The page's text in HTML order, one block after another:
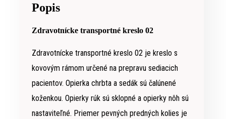
Popis
Zdravotnícke transportné kreslo 02
Zdravotnícke transportné kreslo 02 je kreslo s
kovovým rámom určené na prepravu sediacich
pacientov. Opierka chrbta a sedák sú čalúnené
koženkou. Opierky rúk sú sklopné a opierky nôh sú
nastaviteľné. Priemer pevných predných kolies je